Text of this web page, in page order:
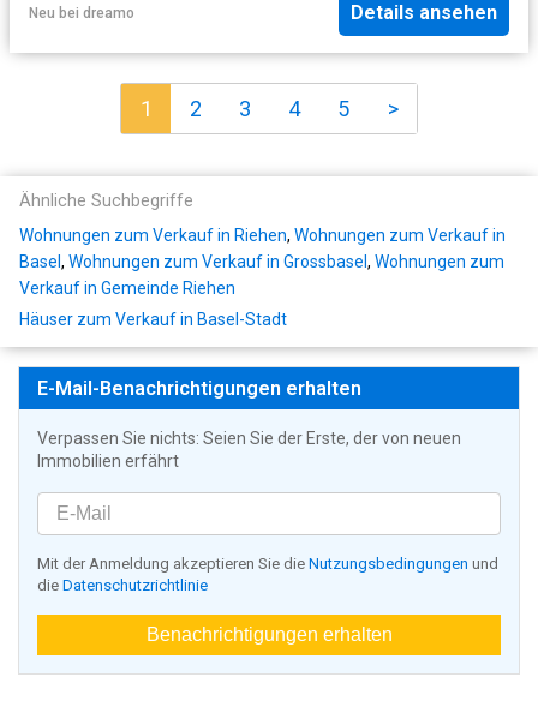
Neu bei dreamo Details ansehen
1 2 3 4 5 >
Ähnliche Suchbegriffe
Wohnungen zum Verkauf in Riehen, Wohnungen zum Verkauf in
Basel , Wohnungen zum Verkauf in Grossbasel , Wohnungen zum
Verkauf in Gemeinde Riehen
Häuser zum Verkauf in Basel-Stadt
E-Mail-Benachrichtigungen erhalten
Verpassen Sie nichts: Seien Sie der Erste, der von neuen
Immobilien erfährt
Mit der Anmeldung akzeptieren Sie die Nutzungsbedingungen und
die Datenschutzrichtlinie
Benachrichtigungen erhalten